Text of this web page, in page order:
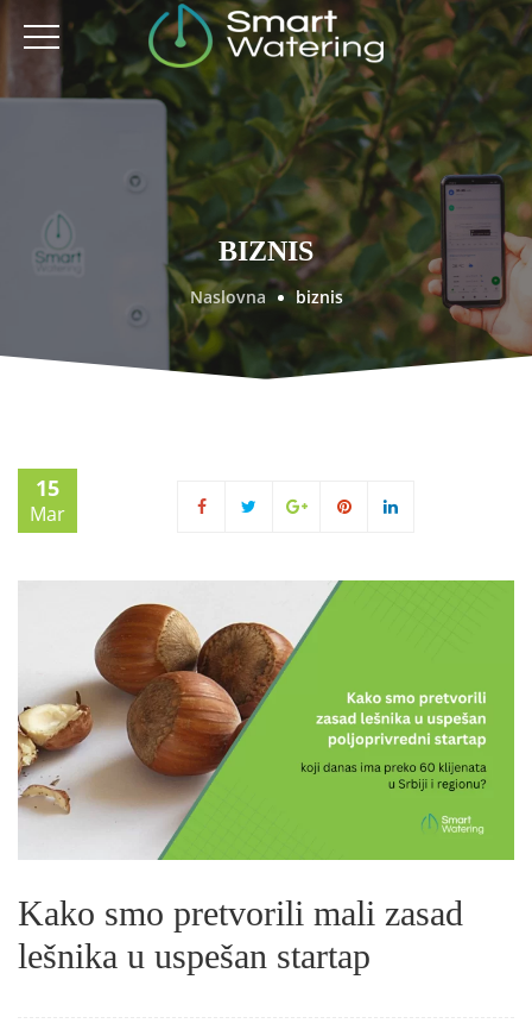
BIZNIS
Naslovna biznis
15
Mar
Kako smo pretvorili mali zasad
lešnika u uspešan startap